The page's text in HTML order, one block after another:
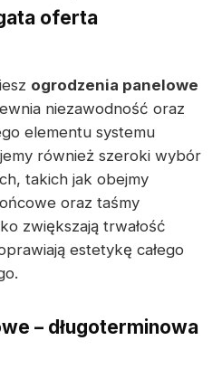
oferta
ogrodzenia panelowe
niezawodność oraz
elementu systemu
również szeroki wybór
takich jak obejmy
oraz taśmy
zwiększają trwałość
estetykę całego
– długoterminowa